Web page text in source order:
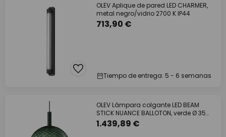
OLEV Aplique de pared LED CHARMER,
metal negro/vidrio 2700 K IP44
713,90 €
Tiempo de entrega: 5 - 6 semanas
OLEV Lámpara colgante LED BEAM
STICK NUANCE BALLOTON, verde Ø 35
cm 927
1.439,89 €